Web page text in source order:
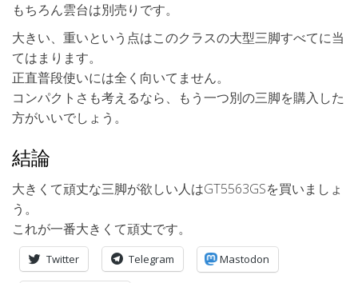
もちろん雲台は別売りです。
大きい、重いという点はこのクラスの大型三脚すべてに当
てはまります。
正直普段使いには全く向いてません。
コンパクトさも考えるなら、もう一つ別の三脚を購入した
方がいいでしょう。
結論
大きくて頑丈な三脚が欲しい人はGT5563GSを買いましょ
う。
これが一番大きくて頑丈です。
Twitter Telegram Mastodon